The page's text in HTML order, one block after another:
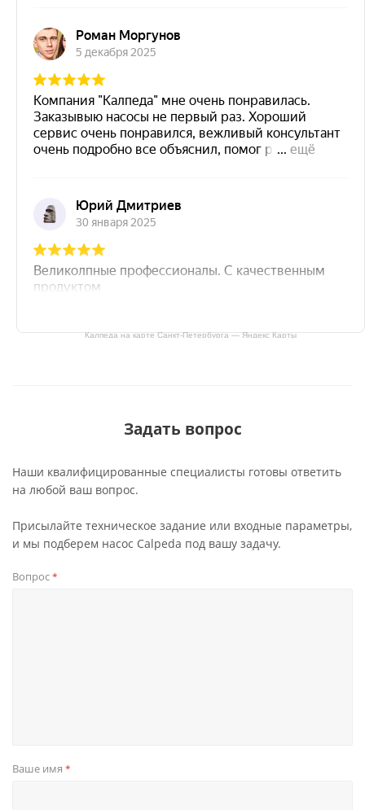
Калпеда на карте Санкт‑Петербурга — Яндекс Карты
Задать вопрос
Наши квалифицированные специалисты готовы ответить
на любой ваш вопрос.
Присылайте техническое задание или входные параметры,
и мы подберем насос Calpeda под вашу задачу.
Вопрос*
Ваше имя *